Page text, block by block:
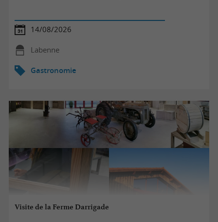
14/08/2026
Labenne
Gastronomie
Visite de la Ferme Darrigade